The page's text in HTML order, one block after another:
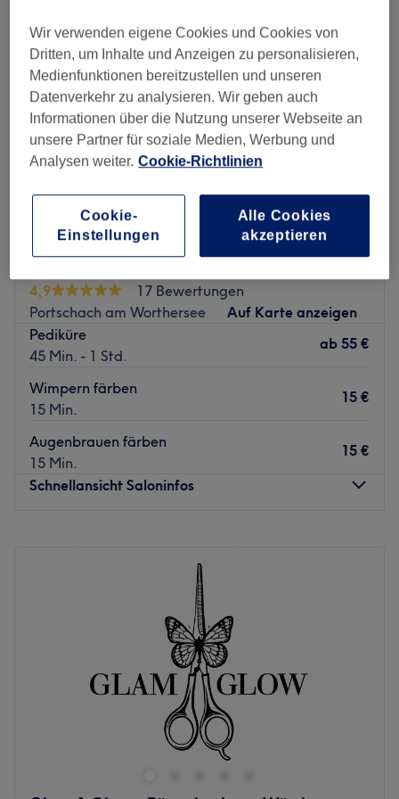
4,9
17 Bewertungen
Portschach am Worthersee
Auf Karte anzeigen
Pediküre
45 Min. - 1 Std.
ab 55 €
Wimpern färben
15 Min.
15 €
Augenbrauen färben
15 Min.
15 €
Schnellansicht Saloninfos
Willkommen bei Pock Aesthetics OG Ihrem charmanten
Kosmetik- und Pflegeatelier in Pörtschach am Wörthersee.
In einer ruhigen, stilvollen Atmosphäre bieten wir Ihnen
Wir verwenden eigene Cookies und Cookies von
Dritten, um Inhalte und Anzeigen zu personalisieren,
Medienfunktionen bereitzustellen und unseren
Datenverkehr zu analysieren. Wir geben auch
Informationen über die Nutzung unserer Webseite an
unsere Partner für soziale Medien, Werbung und
Analysen weiter. Cookie-Richtlinien
Alle Cookies
akzeptieren
Cookie-
Einstellungen